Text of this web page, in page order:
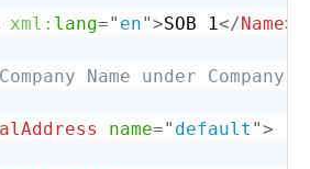
xml: lang=" en">SOB 1</Name>
Name under
name=" default ">